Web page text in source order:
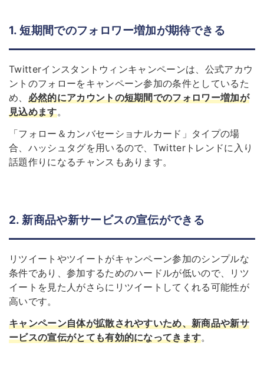
1. 短期間でのフォロワー増加が期待できる
Twitterインスタントウィンキャンペーンは、公式アカウ
ントのフォローをキャンペーン参加の条件としているた
め、 必然的にアカウントの短期間でのフォロワー増加が
見込めます。
「フォロー＆カンバセーショナルカード」タイプの場
合、ハッシュタグを用いるので、Twitterトレンドに入り
話題作りになるチャンスもあります。
2. 新商品や新サービスの宣伝ができる
リツイートやツイートがキャンペーン参加のシンプルな
条件であり、参加するためのハードルが低いので、リツ
イートを見た人がさらにリツイートしてくれる可能性が
高いです。
キャンペーン自体が拡散されやすいため、新商品や新サ
ービスの宣伝がとても有効的になってきます。